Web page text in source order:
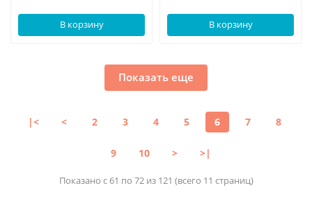
В корзину В корзину
Показать еще
|< < 2 3 4 5 6 7 8
9 10 > >|
Показано с 61 по 72 из 121 (всего 11 страниц)